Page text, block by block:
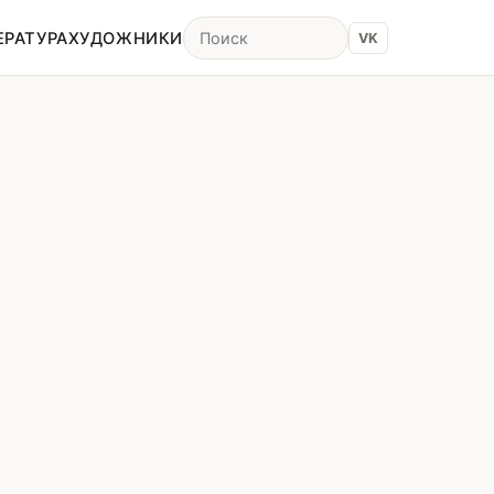
ХУДОЖНИКИ VK